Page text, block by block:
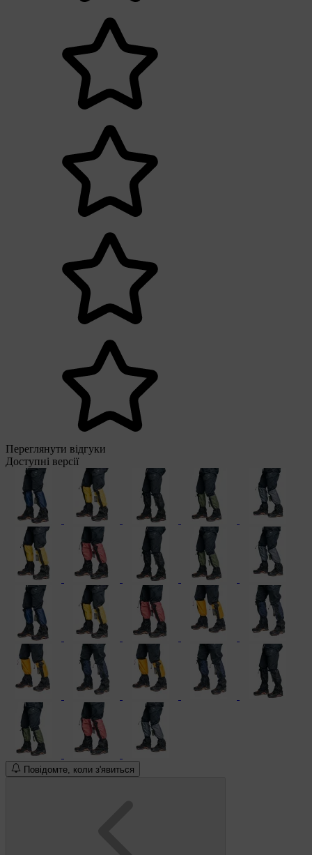
Переглянути відгуки
Доступні версії
Повідомте, коли з'явиться